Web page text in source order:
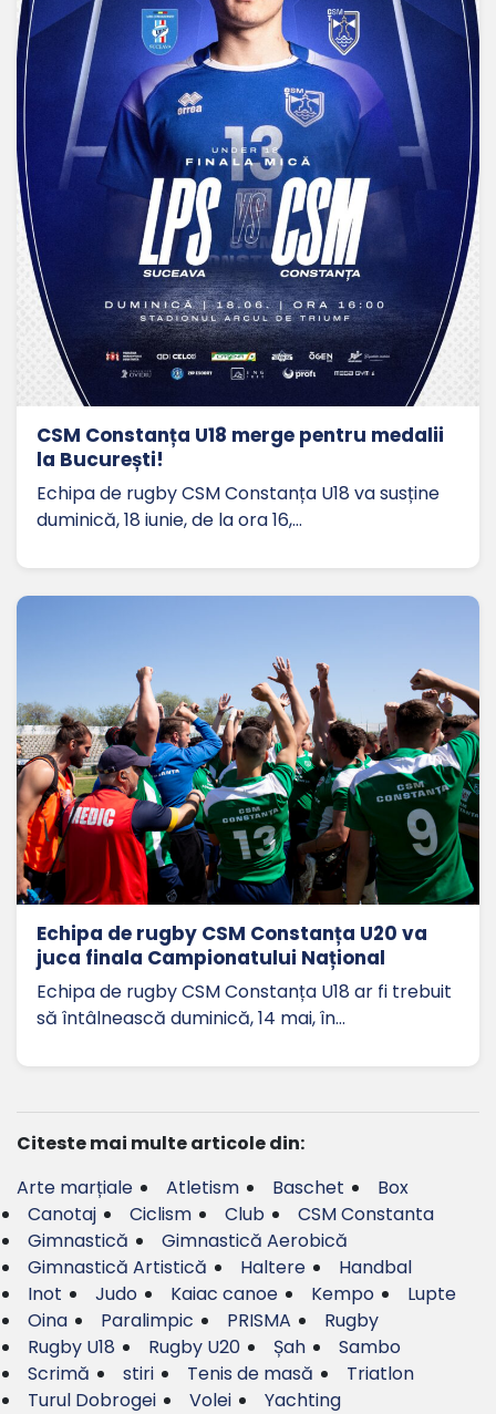
CSM Constanța U18 merge pentru medalii
la București!
Echipa de rugby CSM Constanța U18 va susține
duminică, 18 iunie, de la ora 16,…
Echipa de rugby CSM Constanța U20 va
juca finala Campionatului Național
Echipa de rugby CSM Constanța U18 ar fi trebuit
să întâlnească duminică, 14 mai, în…
Citeste mai multe articole din:
Arte marțiale
Atletism Baschet
Box
Canotaj
Ciclism Club
CSM Constanta
Gimnastică
Gimnastică Aerobică
Gimnastică Artistică
Haltere
Handbal
Inot
Judo Kaiac canoe Kempo
Lupte
Oina
Paralimpic PRISMA
Rugby
Rugby U18
Rugby U20 Șah
Sambo
Scrimă
stiri Tenis de masă
Triatlon
Turul Dobrogei
Volei Yachting